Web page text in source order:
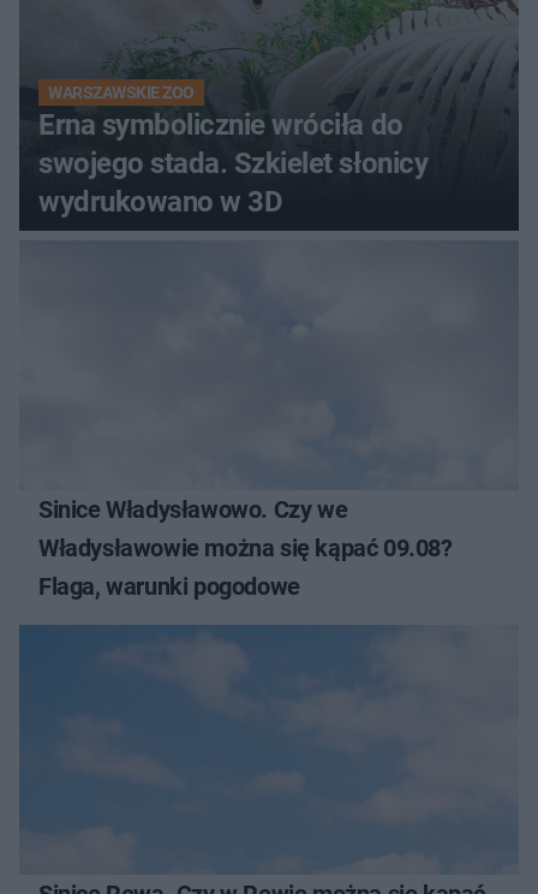
WARSZAWSKIE ZOO
Erna symbolicznie wróciła do
swojego stada. Szkielet słonicy
wydrukowano w 3D
Sinice Władysławowo. Czy we
Władysławowie można się kąpać 09.08?
Flaga, warunki pogodowe